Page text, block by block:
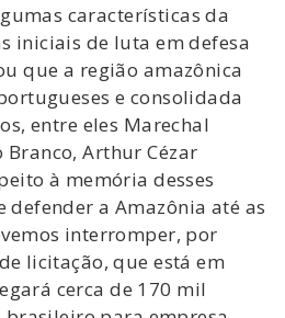
características da
iniciais de luta em defesa
que a região amazônica
e consolidada
entre eles Marechal
Branco, Arthur Cézar
à memória desses
defender a Amazônia até as
interromper, por
licitação, que está em
cerca de 170 mil